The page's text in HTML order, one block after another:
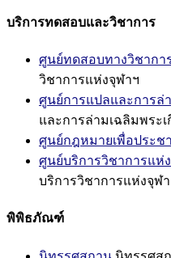
บริการทดสอบและวิชาการ
ศูนย์ทดสอบทางวิชากา
วิชาการแห่งจุฬาฯ
ศูนย์การแปลและการล่
และการล่ามเฉลิมพระเ
ศูนย์กฎหมายเพื่อประช
ศูนย์บริการวิชาการแห่
บริการวิชาการแห่งจุฬ
พิพิธภัณฑ์